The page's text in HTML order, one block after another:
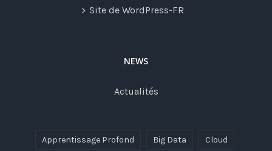
Site de WordPress-FR
NEWS
Actualités
Apprentissage Profond Big Data Cloud